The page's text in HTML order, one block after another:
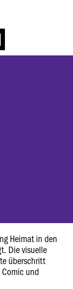
Heimat in den
Die visuelle
überschritt
und